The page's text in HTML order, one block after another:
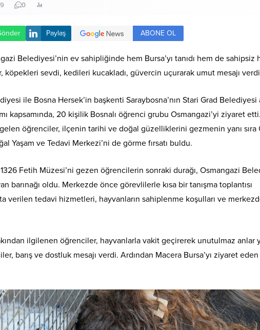
0
Paylaş ABONE OL
Belediyesi’nin ev sahipliğinde hem Bursa’yı tanıdı hem de sahipsiz
köpekleri sevdi, kedileri kucakladı, güvercin uçurarak umut mesajı
ile Bosna Hersek’in başkenti Saraybosna’nın Stari Grad Belediyesi
kapsamında, 20 kişilik Bosnalı öğrenci grubu Osmangazi’yi ziyaret
öğrenciler, ilçenin tarihi ve doğal güzelliklerini gezmenin yanı sıra
Yaşam ve Tedavi Merkezi’ni de görme fırsatı buldu.
Fetih Müzesi’ni gezen öğrencilerin sonraki durağı, Osmangazi
barınağı oldu. Merkezde önce görevlilerle kısa bir tanışma toplantısı
verilen tedavi hizmetleri, hayvanların sahiplenme koşulları ve
ilgilenen öğrenciler, hayvanlarla vakit geçirerek unutulmaz anlar
barış ve dostluk mesajı verdi. Ardından Macera Bursa’yı ziyaret